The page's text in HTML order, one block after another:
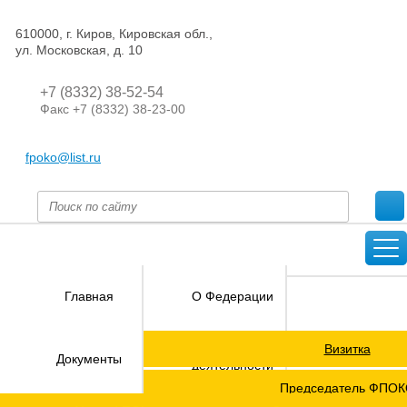
610000, г. Киров, Кировская обл.,
ул. Московская, д. 10
+7 (8332) 38-52-54
Факс +7 (8332) 38-23-00
fpoko@list.ru
Главная О Федерации
Визитка
Председатель
Документы
деятельности